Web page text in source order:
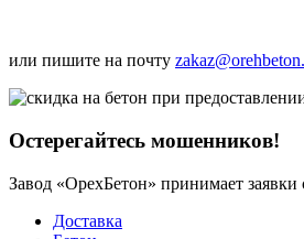
или пишите на почту
Остерегайтесь мошенников!
Завод «ОрехБетон» принимает
Доставка